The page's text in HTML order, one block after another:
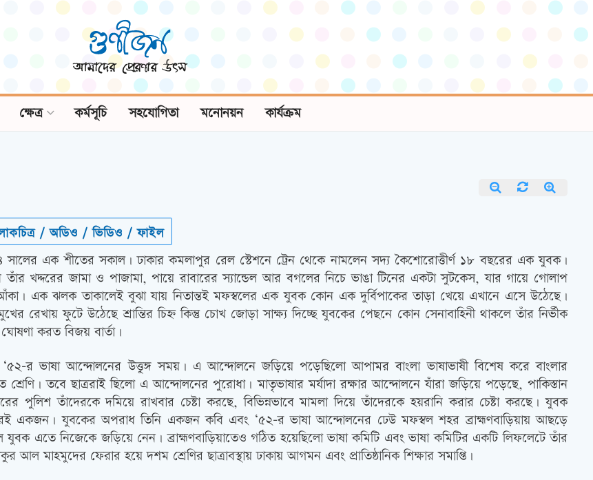
ক্ষেত্র কর্মসূচি সহযোগিতা মনোনয়ন কার্যক্রম
/ অডিও / ভিডিও / ফাইল
সালের এক শীতের সকাল। ঢাকার কমলাপুর রেল স্টেশনে ট্রেন থেকে নামলেন সদ্য কৈশোরোত্তীর্ণ ১৮ বছরের এক যুবক।
খদ্দরের জামা ও পাজামা, পায়ে রাবারের স্যান্ডেল আর বগলের নিচে ভাঙা টিনের একটা সুটকেস, যার গায়ে গোলাপ
এক ঝলক তাকালেই বুঝা যায় নিতান্তই মফস্বলের এক যুবক কোন এক দুর্বিপাকের তাড়া খেয়ে এখানে এসে উঠেছে।
রেখায় ফুটে উঠেছে শ্রান্তির চিহ্ন কিন্তু চোখ জোড়া সাক্ষ্য দিচ্ছে যুবকের পেছনে কোন সেনাবাহিনী থাকলে তাঁর নির্ভীক
ঘোষণা করত বিজয় বার্তা।
র ভাষা আন্দোলনের উত্তুঙ্গ সময়। এ আন্দোলনে জড়িয়ে পড়েছিলো আপামর বাংলা ভাষাভাষী বিশেষ করে বাংলার
শ্রেণি। তবে ছাত্ররাই ছিলো এ আন্দোলনের পুরোধা। মাতৃভাষার মর্যাদা রক্ষার আন্দোলনে যাঁরা জড়িয়ে পড়েছে, পাকিস্তান
পুলিশ তাঁদেরকে দমিয়ে রাখবার চেষ্টা করছে, বিভিন্নভাবে মামলা দিয়ে তাঁদেরকে হয়রানি করার চেষ্টা করছে। যুবক
একজন। যুবকের অপরাধ তিনি একজন কবি এবং ‘৫২-র ভাষা আন্দোলনের ঢেউ মফস্বল শহর ব্রাহ্মণবাড়িয়ায় আছড়ে
এতে নিজেকে জড়িয়ে নেন। ব্রাহ্মণবাড়িয়াতেও গঠিত হয়েছিলো ভাষা কমিটি এবং ভাষা কমিটির একটি লিফলেটে তাঁর
মাহমুদের ফেরার হয়ে দশম শ্রেণির ছাত্রাবস্থায় ঢাকায় আগমন এবং প্রাতিষ্ঠানিক শিক্ষার সমাপ্তি।